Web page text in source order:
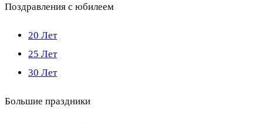
Поздравления с юбилеем
20 Лет
25 Лет
30 Лет
Большие праздники